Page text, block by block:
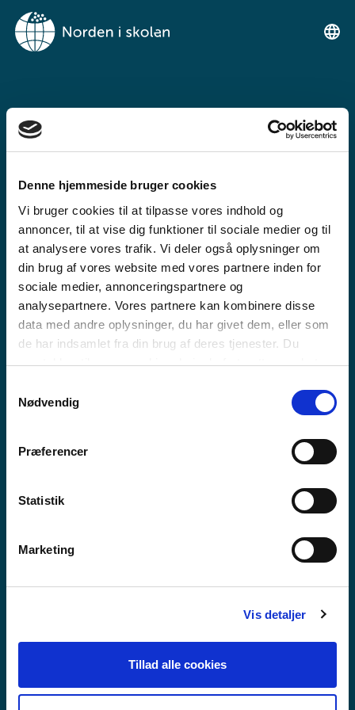
Denne hjemmeside bruger cookies
Vi bruger cookies til at tilpasse vores indhold og
annoncer, til at vise dig funktioner til sociale medier og til
at analysere vores trafik. Vi deler også oplysninger om
din brug af vores website med vores partnere inden for
sociale medier, annonceringspartnere og
analysepartnere. Vores partnere kan kombinere disse
data med andre oplysninger, du har givet dem, eller som
de har indsamlet fra din brug af deres tjenester. Du
samtykker til vores cookies, hvis du fortsætter med at
Nødvendig
Præferencer
Statistik
Marketing
Vis detaljer
Tillad alle cookies
NORDEN I
SKOLENIMUT
Tunngaviusumik atuarfimmut
ilinniarnertuunngorniarfimmullu
atuartitsinermi iserasuaat
akeqanngitsoq.
MEEQQAT ATUARFIAT